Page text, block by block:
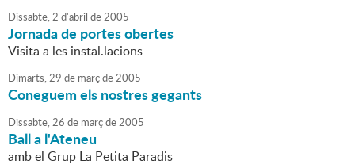
Dissabte,2 d'abril de2005
Jornada de portes obertes
Visita a les instal.lacions
Dimarts,29 de marçde2005
Coneguem els nostres gegants
Dissabte,26 de marçde2005
Ball a l'Ateneu
amb el Grup La Petita Paradis